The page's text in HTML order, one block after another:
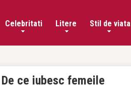
Celebritati Litere Stil de viata
De ce iubesc femeile